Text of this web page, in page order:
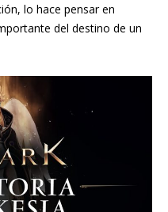
lo hace pensar en
del destino de un